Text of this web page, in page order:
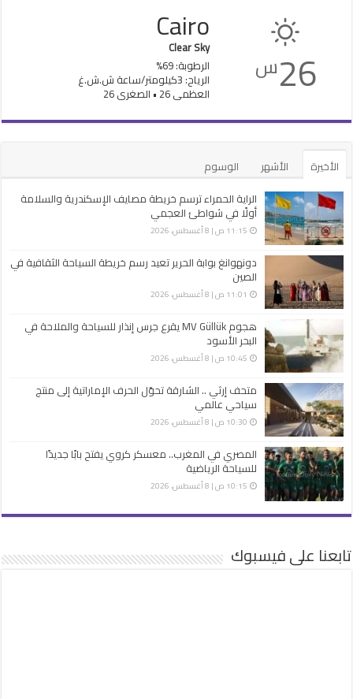
26س
Cairo
Clear Sky
الرطوبة: 69%
الرياح: 3كيلومتر/ساعة ش.ش.غ
العظمى 26 • الصغرى 26
الأخيرة الأشهر
الوسوم
الراية الحمراء ترسم خريطة مصايف الإسكندرية والسلامة
أولًا في شواطئ العجمي
11:15 ص | 8 أغسطس، 2026
دونهوانغ بوابة الحرير تعيد رسم خريطة السياحة الثقافية في
الصين
11:01 ص | 8 أغسطس، 2026
هجوم MV Güllük يقرع جرس إنذار للسياحة والملاحة في
البحر الأسود
10:45 ص | 8 أغسطس، 2026
متحف إرثي .. الشارقة تحوّل الحرف الإماراتية إلى منتج
سياحي عالمي
10:30 ص | 8 أغسطس، 2026
المصري في المغرب.. معسكر كروي يفتح بابًا جديدًا
للسياحة الرياضية
10:15 ص | 8 أغسطس، 2026
تابعنا على فيسبوك